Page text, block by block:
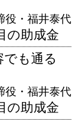
役・福井泰代
の助成金
でも通る
役・福井泰代
の助成金